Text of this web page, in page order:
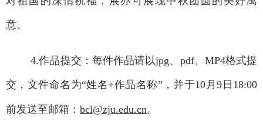
意。
4.作品提交：每件作品请以jpg、 pdf、 MP4格式提
交，文件命名为“姓名 +作品名称”，并于10 月9 日 18:00
前发送至邮箱： bcl@zju.edu.cn。